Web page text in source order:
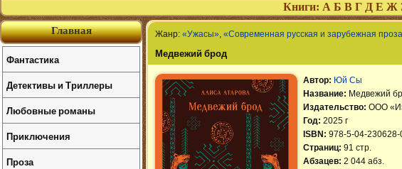
Книги: А Б В Г Д Е Ж
Жанр: «Ужасы», «Современная русская и зарубежная
Медвежий брод
Автор: Юй Сы
Название: Медвежий
Издательство: ООО
Год: 2025 г
ISBN: 978-5-04-230628-
Страниц: 91 стр.
Абзацев: 2 044 абз.
Главная
Фантастика
Детективы и Триллеры
Любовные романы
Приключения
Проза